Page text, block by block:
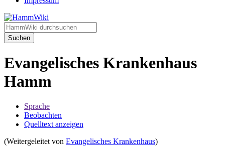
Suchen
Evangelisches Krankenhaus
Hamm
Sprache
Beobachten
Quelltext anzeigen
(Weitergeleitet von Evangelisches Krankenhaus)